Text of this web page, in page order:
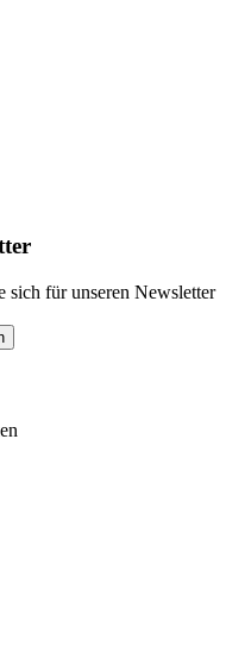
sich für unseren Newsletter